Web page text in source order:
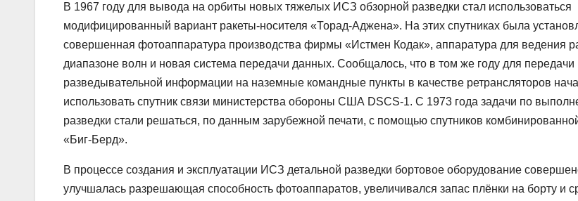
В 1967 году для вывода на орбиты новых тяжелых ИСЗ обзорной разведки стал использоваться
модифицированный вариант ракеты-носителя «Торад-Аджена». На этих спутниках была
совершенная фотоаппаратура производства фирмы «Истмен Кодак», аппаратура для ведения
диапазоне волн и новая система передачи данных. Сообщалось, что в том же году для передачи
разведывательной информации на наземные командные пункты в качестве ретрансляторов
использовать спутник связи министерства обороны США DSCS-1. С 1973 года задачи по
разведки стали решаться, по данным зарубежной печати, с помощью спутников
«Биг-Берд».
В процессе создания и эксплуатации ИСЗ детальной разведки бортовое оборудование
улучшалась разрешающая способность фотоаппаратов, увеличивался запас плёнки на борту и